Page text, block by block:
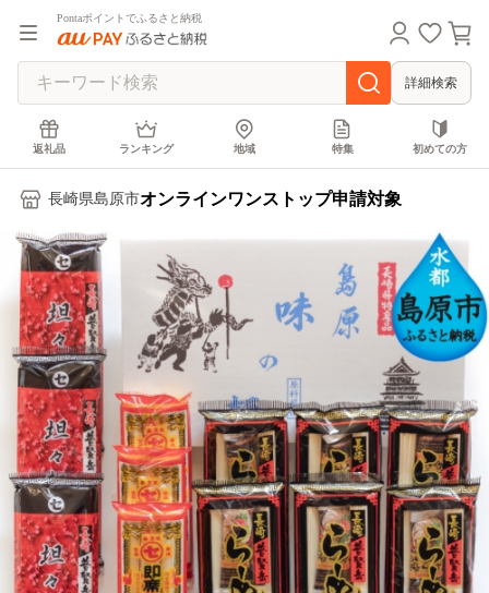
Pontaポイントでふるさと納税
詳細検索
返礼品 ランキング 地域 特集 初めての方
長崎県島原市オンラインワンストップ申請対象